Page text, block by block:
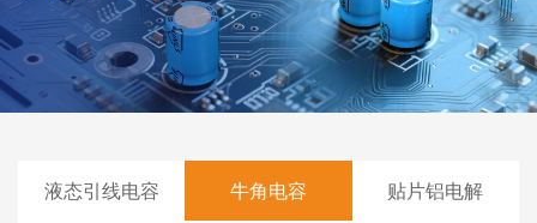
液态引线电容 牛角电容 贴片铝电解